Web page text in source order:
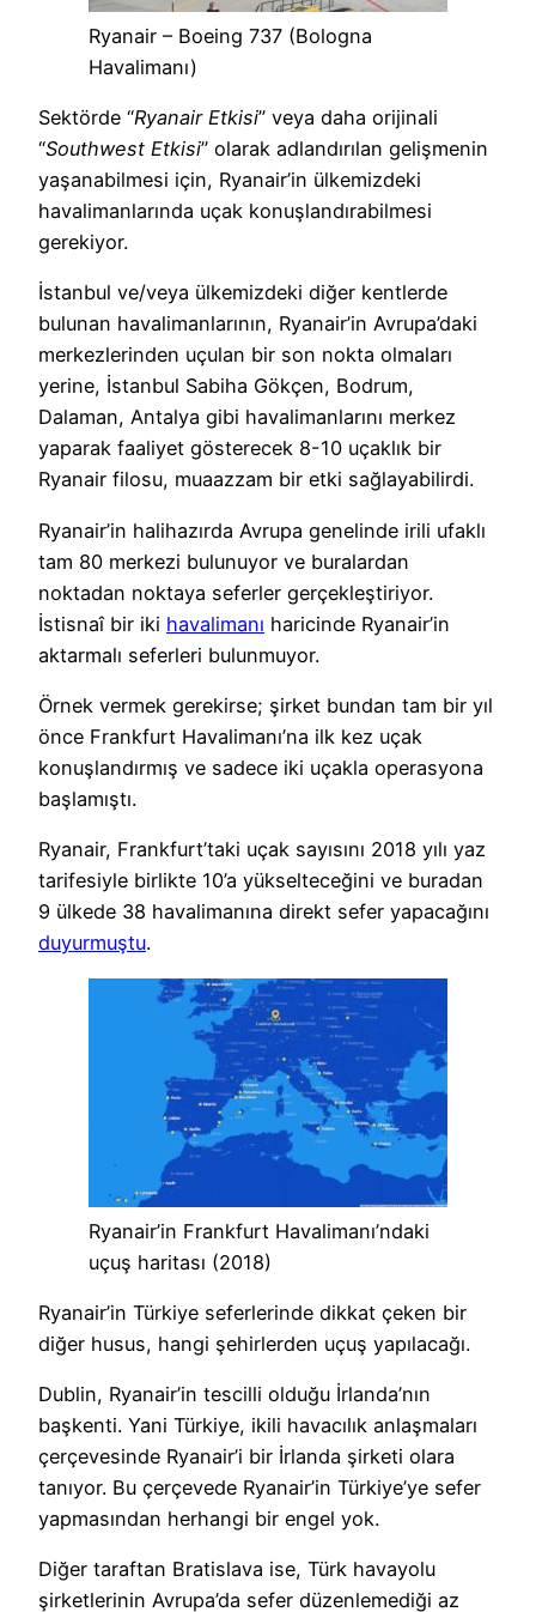
Ryanair – Boeing 737 (Bologna
Havalimanı)
Sektörde “Ryanair Etkisi” veya daha orijinali
“Southwest Etkisi” olarak adlandırılan gelişmenin
yaşanabilmesi için, Ryanair’in ülkemizdeki
havalimanlarında uçak konuşlandırabilmesi
gerekiyor.
İstanbul ve/veya ülkemizdeki diğer kentlerde
bulunan havalimanlarının, Ryanair’in Avrupa’daki
merkezlerinden uçulan bir son nokta olmaları
yerine, İstanbul Sabiha Gökçen, Bodrum,
Dalaman, Antalya gibi havalimanlarını merkez
yaparak faaliyet gösterecek 8-10 uçaklık bir
Ryanair filosu, muaazzam bir etki sağlayabilirdi.
Ryanair’in halihazırda Avrupa genelinde irili ufaklı
tam 80 merkezi bulunuyor ve buralardan
noktadan noktaya seferler gerçekleştiriyor.
İstisnaî bir iki havalimanı haricinde Ryanair’in
aktarmalı seferleri bulunmuyor.
Örnek vermek gerekirse; şirket bundan tam bir yıl
önce Frankfurt Havalimanı’na ilk kez uçak
konuşlandırmış ve sadece iki uçakla operasyona
başlamıştı.
Ryanair, Frankfurt’taki uçak sayısını 2018 yılı yaz
tarifesiyle birlikte 10’a yükselteceğini ve buradan
9 ülkede 38 havalimanına direkt sefer yapacağını
duyurmuştu.
Ryanair’in Frankfurt Havalimanı’ndaki
uçuş haritası (2018)
Ryanair’in Türkiye seferlerinde dikkat çeken bir
diğer husus, hangi şehirlerden uçuş yapılacağı.
Dublin, Ryanair’in tescilli olduğu İrlanda’nın
başkenti. Yani Türkiye, ikili havacılık anlaşmaları
çerçevesinde Ryanair’i bir İrlanda şirketi olara
tanıyor. Bu çerçevede Ryanair’in Türkiye’ye sefer
yapmasından herhangi bir engel yok.
Diğer taraftan Bratislava ise, Türk havayolu
şirketlerinin Avrupa’da sefer düzenlemediği az